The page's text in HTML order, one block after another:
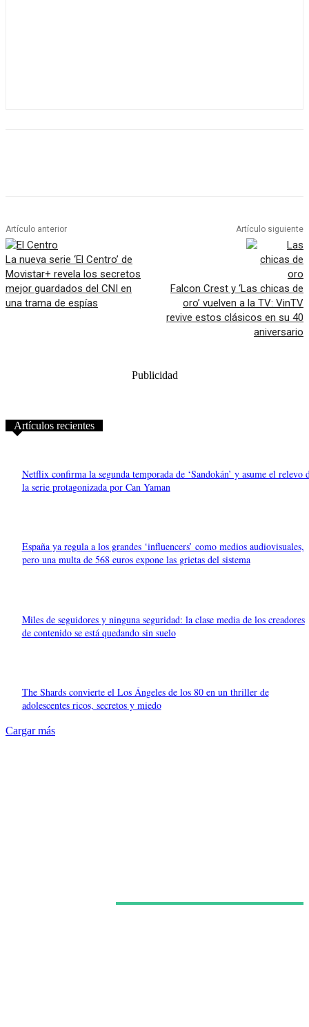
Artículo anterior
La nueva serie ‘El Centro’ de
Movistar+ revela los secretos
mejor guardados del CNI en
una trama de espías
Artículo siguiente
Falcon Crest y ‘Las chicas de
oro’ vuelven a la TV: VinTV
revive estos clásicos en su 40
aniversario
Publicidad
Artículos recientes
Netflix confirma la segunda temporada de ‘Sandokán’ y asume el relevo
la serie protagonizada por Can Yaman
España ya regula a los grandes ‘influencers’ como medios audiovisuales,
pero una multa de 568 euros expone las grietas del sistema
Miles de seguidores y ninguna seguridad: la clase media de los creadores
de contenido se está quedando sin suelo
The Shards convierte el Los Ángeles de los 80 en un thriller de
adolescentes ricos, secretos y miedo
Cargar más